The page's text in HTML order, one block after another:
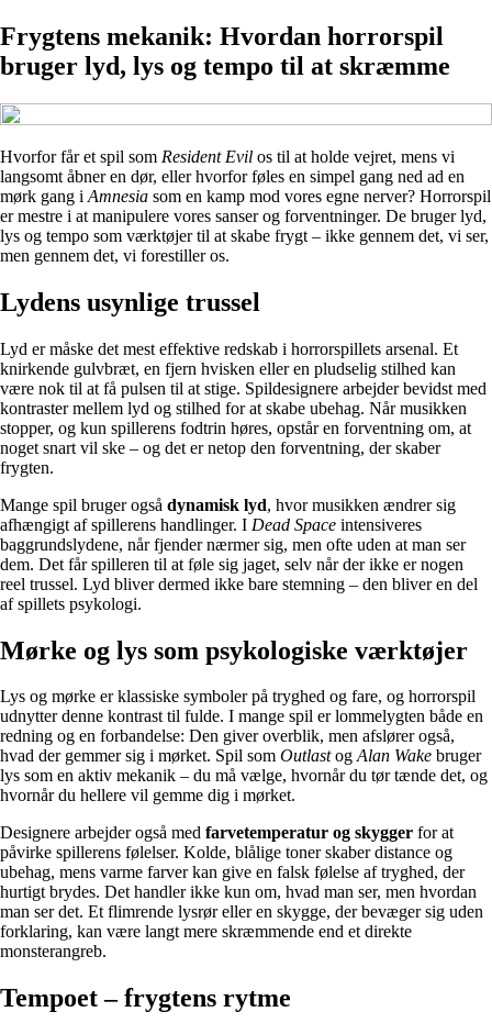
Frygtens mekanik: Hvordan horrorspil
bruger lyd, lys og tempo til at skræmme
Hvorfor får et spil som Resident Evil os til at holde vejret, mens vi
langsomt åbner en dør, eller hvorfor føles en simpel gang ned ad en
mørk gang i Amnesia som en kamp mod vores egne nerver? Horrorspil
er mestre i at manipulere vores sanser og forventninger. De bruger lyd,
lys og tempo som værktøjer til at skabe frygt – ikke gennem det, vi ser,
men gennem det, vi forestiller os.
Lydens usynlige trussel
Lyd er måske det mest effektive redskab i horrorspillets arsenal. Et
knirkende gulvbræt, en fjern hvisken eller en pludselig stilhed kan
være nok til at få pulsen til at stige. Spildesignere arbejder bevidst med
kontraster mellem lyd og stilhed for at skabe ubehag. Når musikken
stopper, og kun spillerens fodtrin høres, opstår en forventning om, at
noget snart vil ske – og det er netop den forventning, der skaber
frygten.
Mange spil bruger også dynamisk lyd, hvor musikken ændrer sig
afhængigt af spillerens handlinger. I Dead Space intensiveres
baggrundslydene, når fjender nærmer sig, men ofte uden at man ser
dem. Det får spilleren til at føle sig jaget, selv når der ikke er nogen
reel trussel. Lyd bliver dermed ikke bare stemning – den bliver en del
af spillets psykologi.
Mørke og lys som psykologiske værktøjer
Lys og mørke er klassiske symboler på tryghed og fare, og horrorspil
udnytter denne kontrast til fulde. I mange spil er lommelygten både en
redning og en forbandelse: Den giver overblik, men afslører også,
hvad der gemmer sig i mørket. Spil som OutlastogAlan Wake bruger
lys som en aktiv mekanik – du må vælge, hvornår du tør tænde det, og
hvornår du hellere vil gemme dig i mørket.
Designere arbejder også med farvetemperatur og skygger for at
påvirke spillerens følelser. Kolde, blålige toner skaber distance og
ubehag, mens varme farver kan give en falsk følelse af tryghed, der
hurtigt brydes. Det handler ikke kun om, hvad man ser, men hvordan
man ser det. Et flimrende lysrør eller en skygge, der bevæger sig uden
forklaring, kan være langt mere skræmmende end et direkte
monsterangreb.
Tempoet – frygtens rytme